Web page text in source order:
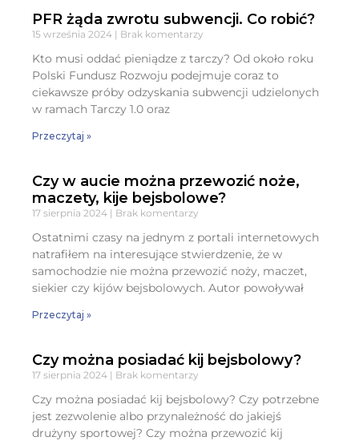
PFR żąda zwrotu subwencji. Co robić?
15 września 2024 Brak komentarzy
Kto musi oddać pieniądze z tarczy? Od około roku
Polski Fundusz Rozwoju podejmuje coraz to
ciekawsze próby odzyskania subwencji udzielonych
w ramach Tarczy 1.0 oraz
Przeczytaj »
Czy w aucie można przewozić noże,
maczety, kije bejsbolowe?
17 sierpnia 2024 Brak komentarzy
Ostatnimi czasy na jednym z portali internetowych
natrafiłem na interesujące stwierdzenie, że w
samochodzie nie można przewozić noży, maczet,
siekier czy kijów bejsbolowych. Autor powoływał
Przeczytaj »
Czy można posiadać kij bejsbolowy?
17 sierpnia 2024 Brak komentarzy
Czy można posiadać kij bejsbolowy? Czy potrzebne
jest zezwolenie albo przynależność do jakiejś
drużyny sportowej? Czy można przewozić kij